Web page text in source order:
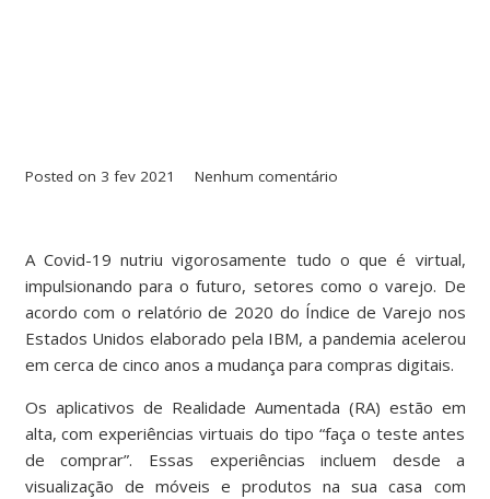
Posted on 3 fev 2021 Nenhum comentário
A Covid-19 nutriu vigorosamente tudo o que é virtual,
impulsionando para o futuro, setores como o varejo. De
acordo com o relatório de 2020 do Índice de Varejo nos
Estados Unidos elaborado pela IBM, a pandemia acelerou
em cerca de cinco anos a mudança para compras digitais.
Os aplicativos de Realidade Aumentada (RA) estão em
alta, com experiências virtuais do tipo “faça o teste antes
de comprar”. Essas experiências incluem desde a
visualização de móveis e produtos na sua casa com